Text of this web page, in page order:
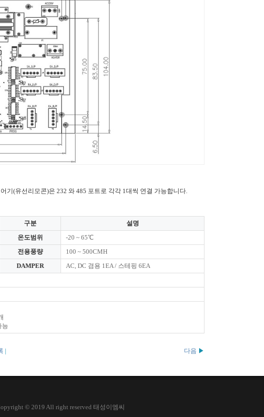
기(유선리모콘)은 232 와 485 포트로 각각 1대씩 연결 가능합니다.
구분
설명
온도범위
-20 ~ 65℃
전용풍량
100 ~ 500CMH
DAMPER
AC, DC 겸용 1EA / 스테핑 6EA
능
| 다음 ▶
© 2019 All right reserved 태성이엠씨